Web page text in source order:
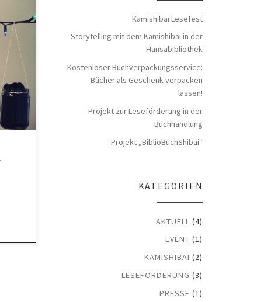
Kamishibai Lesefest
Storytelling mit dem Kamishibai in der
Hansabibliothek
Kostenloser Buchverpackungsservice:
Bücher als Geschenk verpacken
lassen!
Projekt zur Leseförderung in der
Buchhandlung
Projekt „BiblioBuchShibai“
KATEGORIEN
AKTUELL (4)
EVENT (1)
KAMISHIBAI (2)
LESEFÖRDERUNG (3)
PRESSE (1)